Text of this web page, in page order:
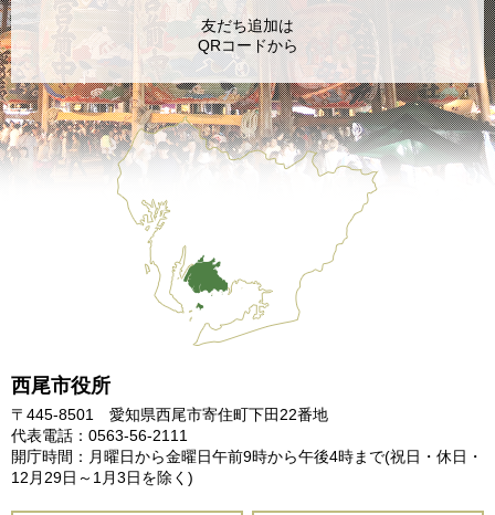
西尾市役所
〒445-8501 愛知県西尾市寄住町下田22番地
代表電話：0563-56-2111
開庁時間：月曜日から金曜日午前9時から午後4時まで(祝日・休日・
12月29日～1月3日を除く)
友だち追加は
QRコードから